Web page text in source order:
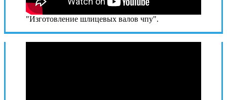
"Изготовление шлицевых валов чпу".